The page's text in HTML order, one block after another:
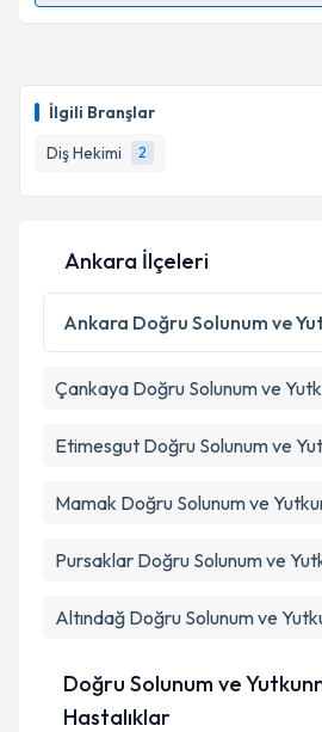
İlgili Branşlar
Diş Hekimi
2
takvim hazırlandığında e-posta
E-posta Adresiniz
Kişisel verilerimin
Metni
'ni okudum ve kişisel
kapsamda işlenmesini
Ankara İlçeleri
Ankara Doğru Solunum ve
Çankaya Doğru Solunum ve
Etimesgut Doğru Solunum ve
Mamak Doğru Solunum ve
Pursaklar Doğru Solunum ve
Altındağ Doğru Solunum ve
Doğru Solunum ve
Hastalıklar